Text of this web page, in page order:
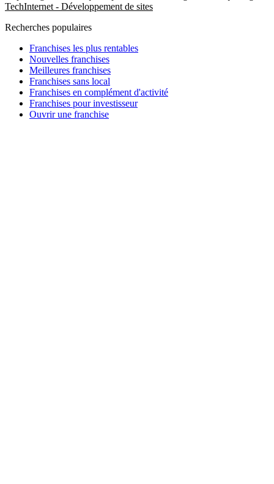
TechInternet - Développement de sites
Recherches populaires
Franchises les plus rentables
Nouvelles franchises
Meilleures franchises
Franchises sans local
Franchises en complément d'activité
Franchises pour investisseur
Ouvrir une franchise